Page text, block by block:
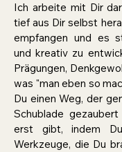
Ich arbeite mit Dir
tief aus Dir selbst
empfangen und es
und kreativ zu
Prägungen,
was "man eben so
Du einen Weg, der
Schublade
erst gibt, indem
Werkzeuge, die Du